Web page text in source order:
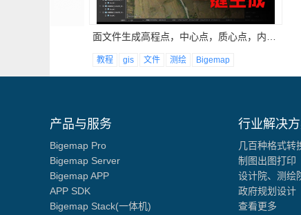
教程 gis 文件 测绘 Bigemap
产品与服务
Bigemap Pro
Bigemap Server
Bigemap APP
APP SDK
Bigemap Stack(一体机)
行业解决
几百种格式转
制图出图打印
设计院、测绘
政府规划设计
查看更多